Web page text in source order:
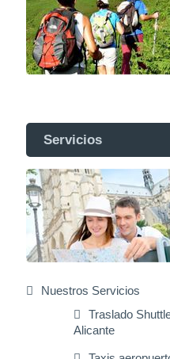
Servicios
Nuestros Servicios
Traslado
Alicante